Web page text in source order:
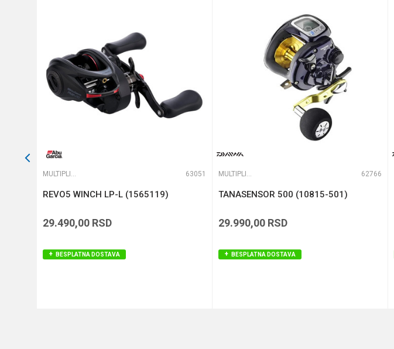
Anti-spam zaštita - izračunajte koliko je 2 + 3 :
MULTIPLIKATORI 63051
REVO5 WINCH LP-L (1565119)
29.490,00 RSD
BESPLATNA DOSTAVA
MULTIPLIKATORI 62766
TANASENSOR 500 (10815-501)
29.990,00 RSD
BESPLATNA DOSTAVA